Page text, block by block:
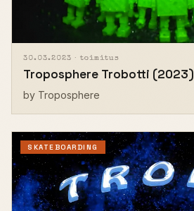
30.03.2023 · toimitus
Troposphere Trobotti (2023)
by Troposphere
SKATEBOARDING